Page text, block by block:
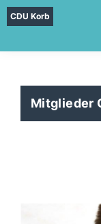
CDU Korb
Mitglieder